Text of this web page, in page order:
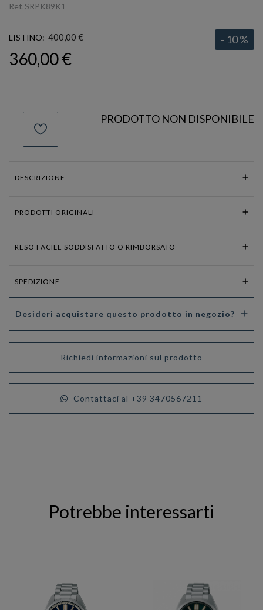
Ref. SRPK89K1
LISTINO: 400,00 € - 10 %
360,00 €
PRODOTTO NON DISPONIBILE
DESCRIZIONE
PRODOTTI ORIGINALI
RESO FACILE SODDISFATTO O RIMBORSATO
SPEDIZIONE
Desideri acquistare questo prodotto in negozio?
Richiedi informazioni sul prodotto
Contattaci al +39 3470567211
Potrebbe interessarti